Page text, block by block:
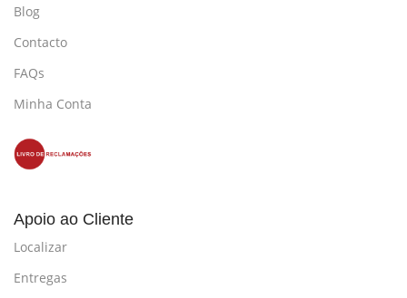
Blog
Contacto
FAQs
Minha Conta
Apoio ao Cliente
Localizar
Entregas